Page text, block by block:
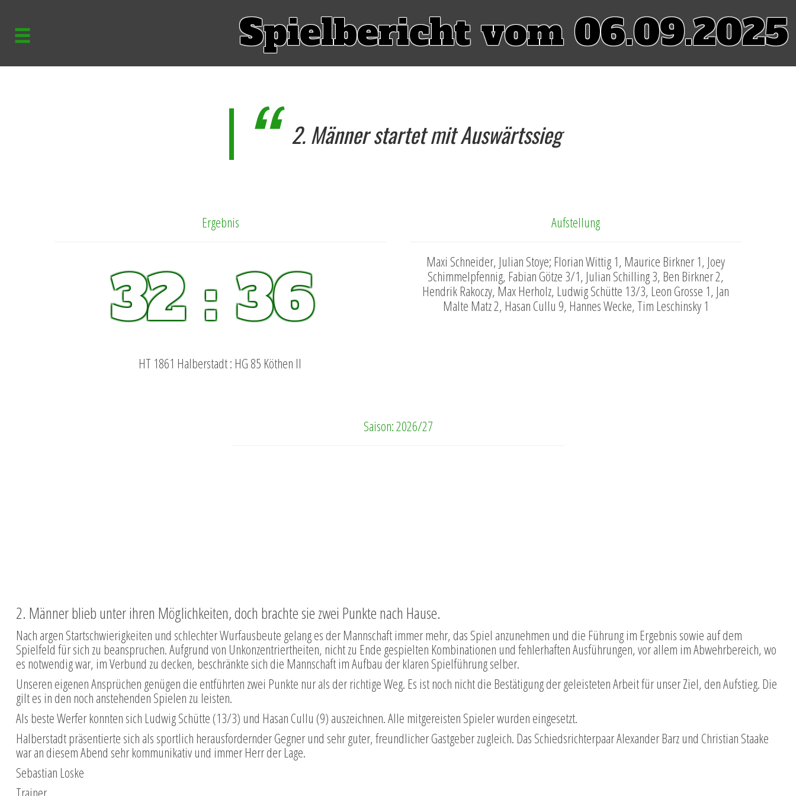
Spielbericht vom 06.09.2025
2. Männer startet mit Auswärtssieg
Ergebnis
32 : 36
HT 1861 Halberstadt : HG 85 Köthen II
Aufstellung
Maxi Schneider, Julian Stoye; Florian Wittig 1, Maurice Birkner 1, Joey
Schimmelpfennig, Fabian Götze 3/1, Julian Schilling 3, Ben Birkner 2,
Hendrik Rakoczy, Max Herholz, Ludwig Schütte 13/3, Leon Grosse 1, Jan
Malte Matz 2, Hasan Cullu 9, Hannes Wecke, Tim Leschinsky 1
Saison: 2026/27
2. Männer blieb unter ihren Möglichkeiten, doch brachte sie zwei Punkte nach Hause.
Nach argen Startschwierigkeiten und schlechter Wurfausbeute gelang es der Mannschaft immer mehr, das Spiel anzunehmen und die Führung im Ergebnis sowie auf dem
Spielfeld für sich zu beanspruchen. Aufgrund von Unkonzentriertheiten, nicht zu Ende gespielten Kombinationen und fehlerhaften Ausführungen, vor allem im Abwehrbereich, wo
es notwendig war, im Verbund zu decken, beschränkte sich die Mannschaft im Aufbau der klaren Spielführung selber.
Unseren eigenen Ansprüchen genügen die entführten zwei Punkte nur als der richtige Weg. Es ist noch nicht die Bestätigung der geleisteten Arbeit für unser Ziel, den Aufstieg. Die
gilt es in den noch anstehenden Spielen zu leisten.
Als beste Werfer konnten sich Ludwig Schütte (13/3) und Hasan Cullu (9) auszeichnen. Alle mitgereisten Spieler wurden eingesetzt.
Halberstadt präsentierte sich als sportlich herausfordernder Gegner und sehr guter, freundlicher Gastgeber zugleich. Das Schiedsrichterpaar Alexander Barz und Christian Staake
war an diesem Abend sehr kommunikativ und immer Herr der Lage.
Sebastian Loske